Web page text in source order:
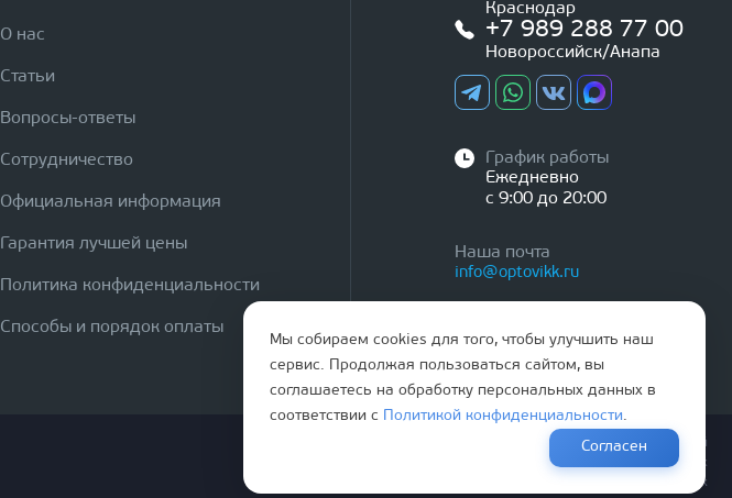
О нас
Статьи
Вопросы-ответы
Сотрудничество
Официальная информация
Гарантия лучшей цены
Политика конфиденциальности
Способы и порядок оплаты
Краснодар
+7 989 288 77 00
Новороссийск/Анапа
График работы
Ежедневно
с 9:00 до 20:00
Наша почта
info@optovikk.ru
Правила эксплутации входных и межкомнатных дверей
Политика обработки персональных данных
Согласие на обработку персональных данных
Мы собираем cookies для того, чтобы улучшить наш
сервис. Продолжая пользоваться сайтом, вы
соглашаетесь на обработку персональных данных в
соответствии с
Политикой конфиденциальности.
Согласен